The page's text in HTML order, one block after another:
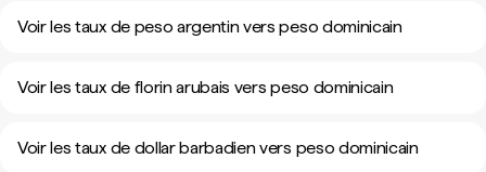
Voir les taux de peso argentin vers peso dominicain
Voir les taux de florin arubais vers peso dominicain
Voir les taux de dollar barbadien vers peso dominicain